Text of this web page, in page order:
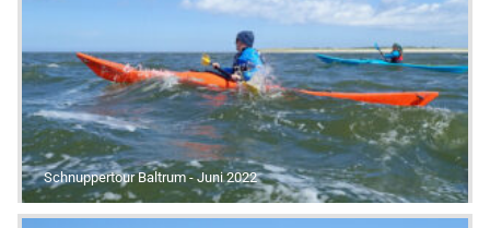
Schnuppertour Baltrum - Juni 2022